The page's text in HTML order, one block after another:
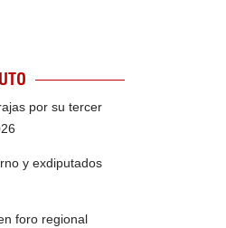
por su tercer
y exdiputados
foro regional